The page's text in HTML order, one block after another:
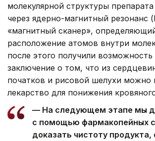
молекулярной структуры
через ядерно-магнитный резонанс
«магнитный сканер»,
расположение атомов внутри
после этого получили возможность
заключение о том, что из
початков и рисовой шелухи можно
лекарство для понижения
— На следующем этапе мы
с помощью фармакопейных
доказать чистоту продукта,